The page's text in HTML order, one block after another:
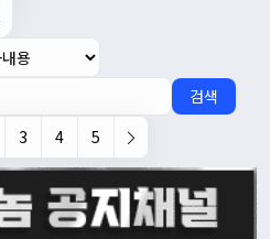
검색
3 4 5